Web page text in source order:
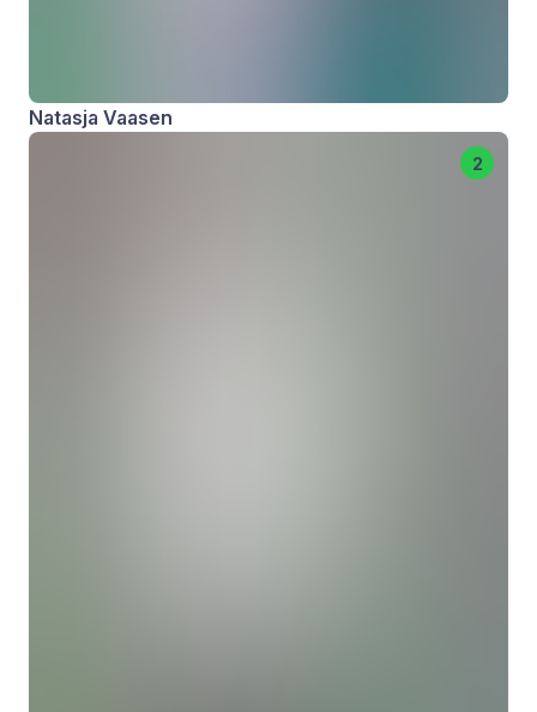
Natasja Vaasen
2